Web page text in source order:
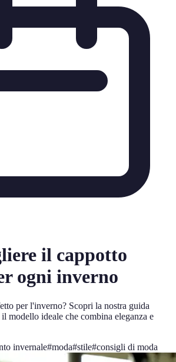
il cappotto
ogni inverno
per l'inverno? Scopri la nostra guida
modello ideale che combina eleganza e
invernale#moda#stile#consigli di moda